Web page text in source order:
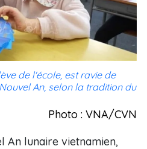
de l'école, est ravie de
An, selon la tradition du
Photo : VNA/CVN
An lunaire vietnamien,